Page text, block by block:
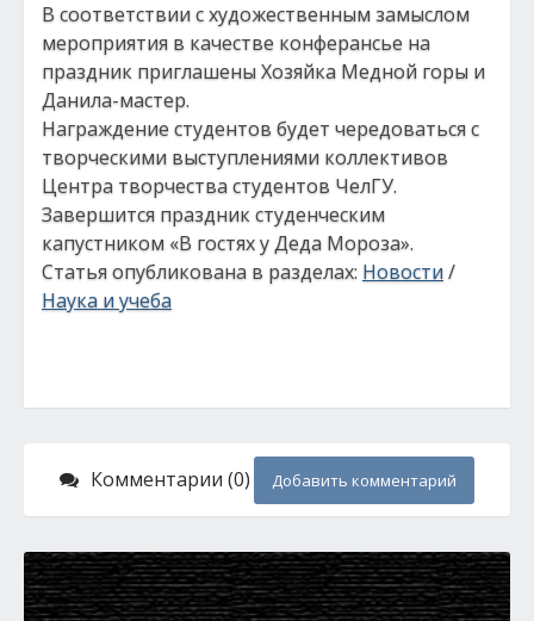
В соответствии с художественным замыслом
мероприятия в качестве конферансье на
праздник приглашены Хозяйка Медной горы и
Данила-мастер.
Награждение студентов будет чередоваться с
творческими выступлениями коллективов
Центра творчества студентов ЧелГУ.
Завершится праздник студенческим
капустником «В гостях у Деда Мороза».
Статья опубликована в разделах: Новости/
Наука и учеба
Комментарии (0) Добавить комментарий